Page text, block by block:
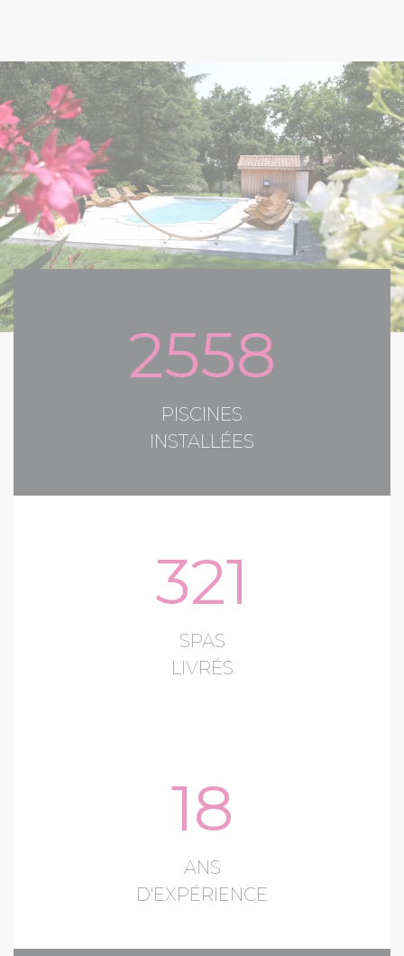
2558
PISCINES
INSTALLÉES
321
SPAS
LIVRÉS
18
ANS
D'EXPÉRIENCE